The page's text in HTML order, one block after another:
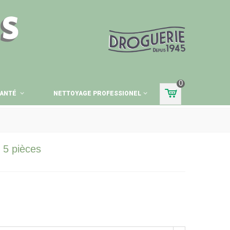
NETTOYAGE PROFESSIONEL
0
5 pièces